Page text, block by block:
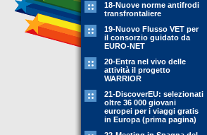
18-Nuove norme antifrodi
transfrontaliere
19-Nuovo Flusso VET per
il consorzio guidato da
EURO-NET
20-Entra nel vivo delle
attività il progetto
WARRIOR
21-DiscoverEU: selezionati
oltre 36 000 giovani
europei per i viaggi gratis
in Europa (prima pagina)